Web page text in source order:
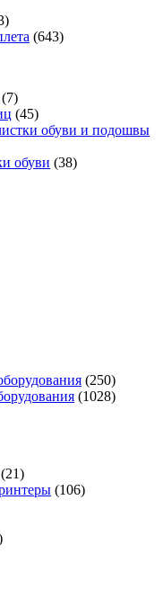
(643)
(7)
(45)
обуви и подошвы
обуви (38)
(250)
(1028)
(21)
(106)